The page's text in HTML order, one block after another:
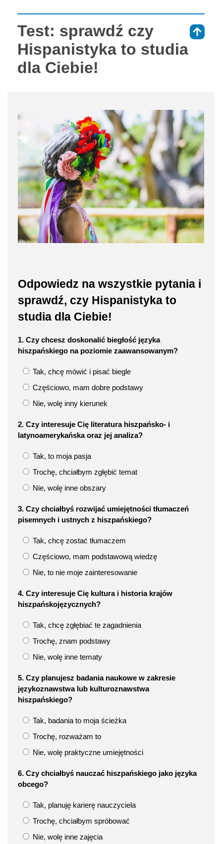
Test: sprawdź czy
Hispanistyka to studia
dla Ciebie!
Odpowiedz na wszystkie pytania i
sprawdź, czy Hispanistyka to
studia dla Ciebie!
1. Czy chcesz doskonalić biegłość języka
hiszpańskiego na poziomie zaawansowanym?
Tak, chcę mówić i pisać biegle
Częściowo, mam dobre podstawy
Nie, wolę inny kierunek
2. Czy interesuje Cię literatura hiszpańsko- i
latynoamerykańska oraz jej analiza?
Tak, to moja pasja
Trochę, chciałbym zgłębić temat
Nie, wolę inne obszary
3. Czy chciałbyś rozwijać umiejętności tłumaczeń
pisemnych i ustnych z hiszpańskiego?
Tak, chcę zostać tłumaczem
Częściowo, mam podstawową wiedzę
Nie, to nie moje zainteresowanie
4. Czy interesuje Cię kultura i historia krajów
hiszpańskojęzycznych?
Tak, chcę zgłębiać te zagadnienia
Trochę, znam podstawy
Nie, wolę inne tematy
5. Czy planujesz badania naukowe w zakresie
językoznawstwa lub kulturoznawstwa
hiszpańskiego?
Tak, badania to moja ścieżka
Trochę, rozważam to
Nie, wolę praktyczne umiejętności
6. Czy chciałbyś nauczać hiszpańskiego jako języka
obcego?
Tak, planuję karierę nauczyciela
Trochę, chciałbym spróbować
Nie, wolę inne zajęcia